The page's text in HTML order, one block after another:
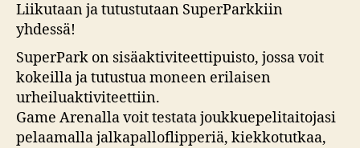
Liikutaan ja tutustutaan SuperParkkiin
yhdessä!
SuperPark on sisäaktiviteettipuisto, jossa voit
kokeilla ja tutustua moneen erilaisen
urheiluaktiviteettiin.
Game Arenalla voit testata joukkuepelitaitojasi
pelaamalla jalkapalloflipperiä, kiekkotutkaa,